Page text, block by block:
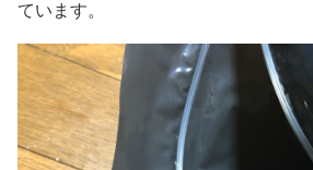
ています。